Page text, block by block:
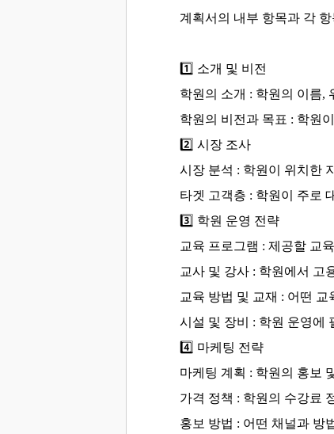
계획서의 내부 항목과 각
1️⃣ 소개 및 비전
학원의 소개 : 학원의 이름,
학원의 비전과 목표 : 학원
2️⃣ 시장 조사
시장 분석 : 학원이 위치한
타겟 고객층 : 학원이 주로
3️⃣ 학원 운영 전략
교육 프로그램 : 제공할 교
교사 및 강사 : 학원에서 고
교육 방법 및 교재 : 어떤
시설 및 장비 : 학원 운영에
4️⃣ 마케팅 전략
마케팅 계획 : 학원의 홍보
가격 정책 : 학원의 수강료
홍보 방법 : 어떤 채널과 방